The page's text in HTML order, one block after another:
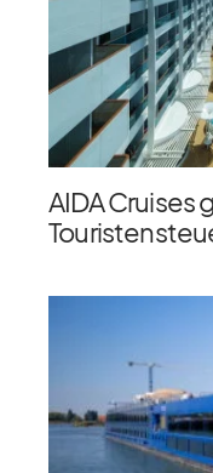
AIDA Cruises